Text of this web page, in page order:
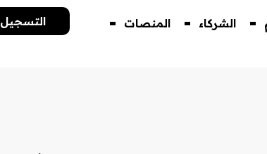
الشركاء المنصات التسجيل